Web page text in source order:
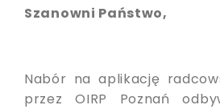
Szanowni Państwo,
Nabór na aplikację
przez OIRP Poznań